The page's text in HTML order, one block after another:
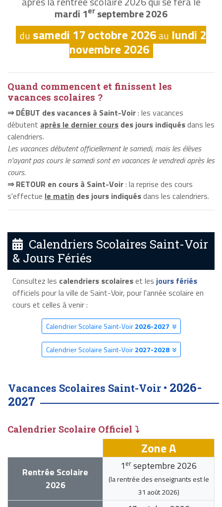
mardi 1er septembre 2026
du samedi 17 octobre 2026au lundi 2
novembre 2026
Quand commencent et finissent les
vacances scolaires ?
⇒ DÉBUT des vacances à Saint-Voir: les vacances
débutent après le dernier cours des jours indiquésdans les
calendriers.
Les vacances débutent officiellement le samedi, mais les élèves
n'ayant pas cours le samedi sont en vacances le vendredi après les
cours.
⇒ RETOUR en cours à Saint-Voir: la reprise des cours
s'effectue le matin des jours indiquésdans les calendriers.
Calendriers Scolaires Saint-Voir
& Jours Fériés
Consultez les calendriers scolaireset les jours fériés
officiels pour la ville de Saint-Voir, pour l'année scolaire en
cours et celles à venir :
Calendrier Scolaire Saint-Voir2026-2027
Calendrier Scolaire Saint-Voir2027-2028
Vacances Scolaires Saint-Voir • 2026-
2027
Calendrier Scolaire Officiel ⤵
Zone A
Rentrée Scolaire
2026
1 er septembre 2026
(la rentrée des enseignants est le
31 août 2026)